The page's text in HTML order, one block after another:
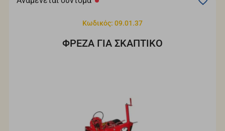
Κωδικός: 09.01.37
ΦΡΕΖΑ ΓΙΑ ΣΚΑΠΤΙΚΟ